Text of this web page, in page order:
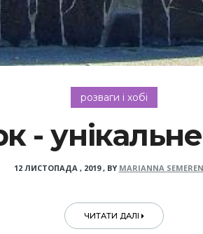
розваги і хобі
-
12 ЛИСТОПАДА , 2019, BY MARIANNA
ЧИТАТИ ДАЛІ